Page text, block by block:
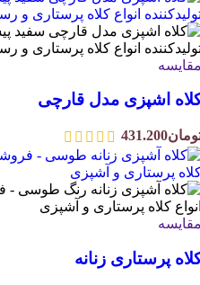
اشپزی مدل قارچی
431.200
پرستاری زنانه